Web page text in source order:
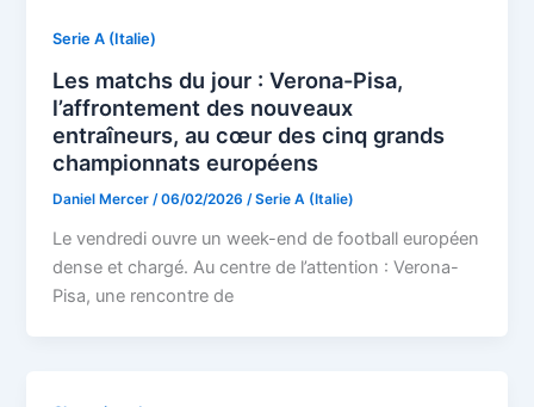
Serie A (Italie)
Les matchs du jour : Verona-Pisa,
l’affrontement des nouveaux
entraîneurs, au cœur des cinq grands
championnats européens
Daniel Mercer/06/02/2026/Serie A (Italie)
Le vendredi ouvre un week-end de football européen
dense et chargé. Au centre de l’attention : Verona-
Pisa, une rencontre de